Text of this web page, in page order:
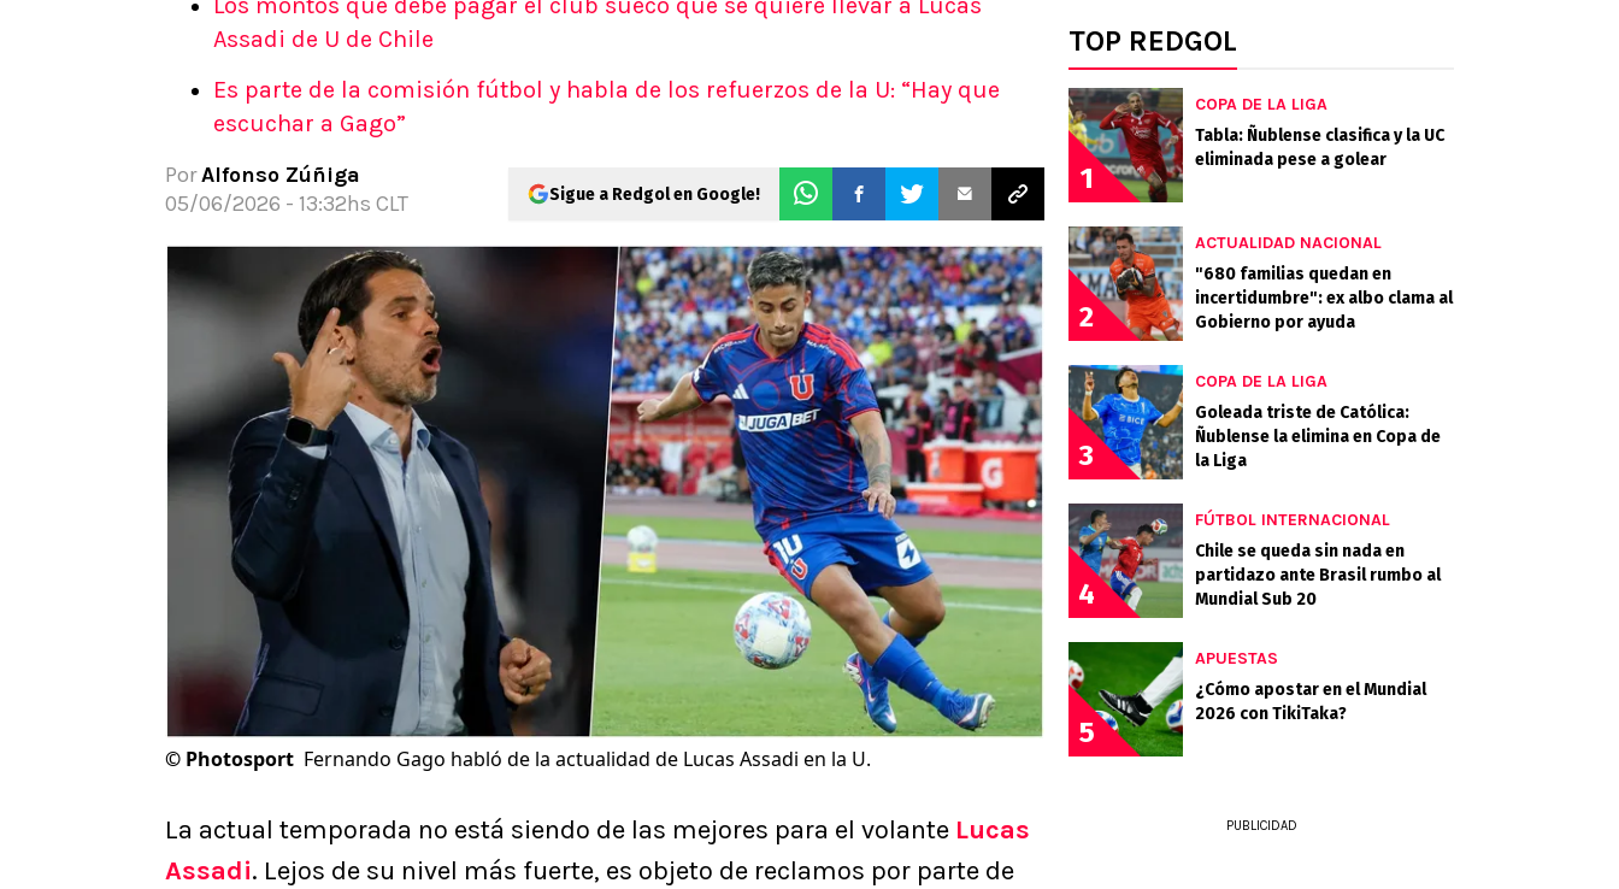
Apuesta del día
Assadi de U de Chile
Es parte de la comisión fútbol y habla de los refuerzos de la U: “Hay que
escuchar a Gago”
PorAlfonso Zúñiga
05/06/2026 - 13:32hs CLT
Sigue a Redgol en Google!
© Photosport Fernando Gago habló de la actualidad de Lucas Assadi en la U.
La actual temporada no está siendo de las mejores para el volante Lucas
Assadi. Lejos de su nivel más fuerte, es objeto de reclamos por parte de
TOP REDGOL
1
COPA DE LA LIGA
Tabla: Ñublense clasifica y la UC
eliminada pese a golear
2
ACTUALIDAD NACIONAL
"680 familias quedan en
incertidumbre": ex albo clama al
Gobierno por ayuda
3
COPA DE LA LIGA
Goleada triste de Católica:
Ñublense la elimina en Copa de
la Liga
4
FÚTBOL INTERNACIONAL
Chile se queda sin nada en
partidazo ante Brasil rumbo al
Mundial Sub 20
5
APUESTAS
¿Cómo apostar en el Mundial
2026 con TikiTaka?
PUBLICIDAD